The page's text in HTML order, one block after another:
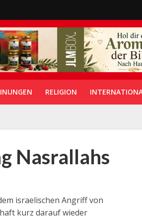
RELIGION
Nasrallahs
israelischen Angriff von
kurz darauf wieder